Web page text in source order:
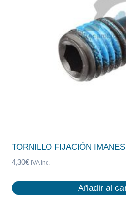
TORNILLO FIJACIÓN
4,30€ IVA Inc.
Añadir al